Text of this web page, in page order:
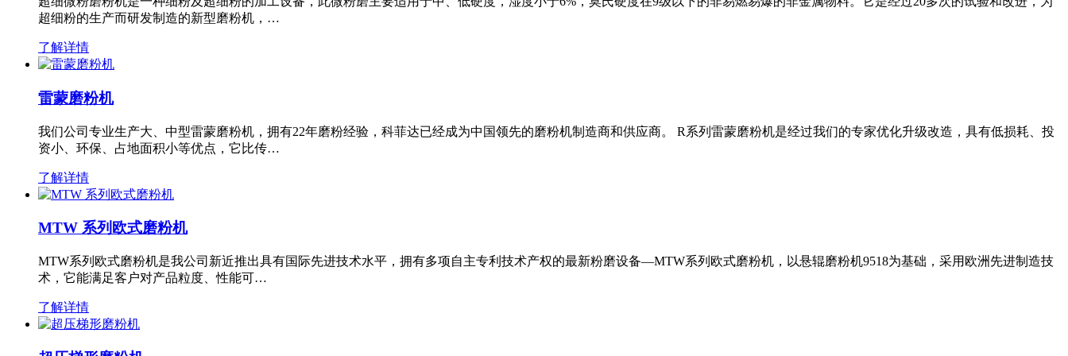
超细粉的生产而研发制造的新型磨粉机，…
了解详情
雷蒙磨粉机
我们公司专业生产大、中型雷蒙磨粉机，拥有22年磨粉经验，科菲达已经成为中国领先的磨粉机制造商和供应商。 R系列雷蒙磨粉机是经过我们的专家优化升级改造，具有低损耗、投
资小、环保、占地面积小等优点，它比传…
了解详情
MTW 系列欧式磨粉机
MTW系列欧式磨粉机是我公司新近推出具有国际先进技术水平，拥有多项自主专利技术产权的最新粉磨设备—MTW系列欧式磨粉机，以悬辊磨粉机9518为基础，采用欧洲先进制造技
术，它能满足客户对产品粒度、性能可…
了解详情